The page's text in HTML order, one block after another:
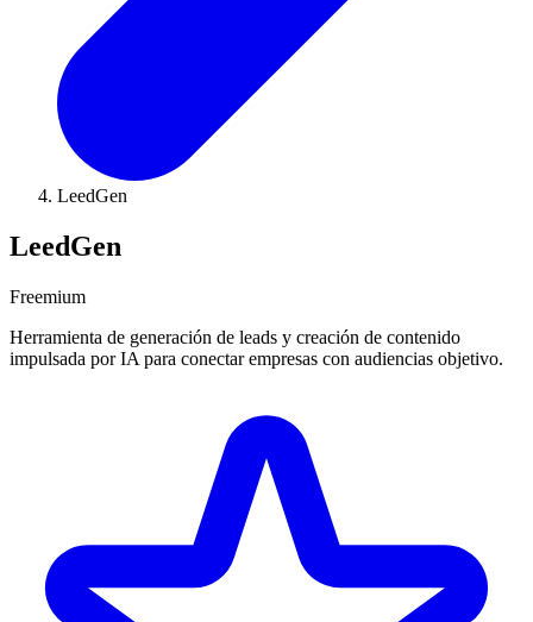
LeedGen
LeedGen
Freemium
Herramienta de generación de leads y creación de contenido
impulsada por IA para conectar empresas con audiencias objetivo.